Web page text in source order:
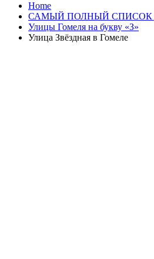
Home
САМЫЙ ПОЛНЫЙ СПИСОК
Улицы Гомеля на букву «З»
Улица Звёздная в Гомеле